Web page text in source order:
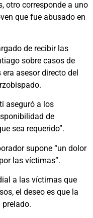
otro corresponde a uno
que fue abusado en
de recibir las
sobre casos de
asesor directo del
aseguró a los
de
sea requerido”.
supone “un dolor
las víctimas”.
a las víctimas que
el deseo es que la
prelado.